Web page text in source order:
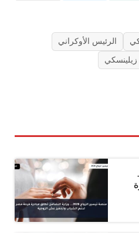
الرئيس الأوكراني
زيلينسكي